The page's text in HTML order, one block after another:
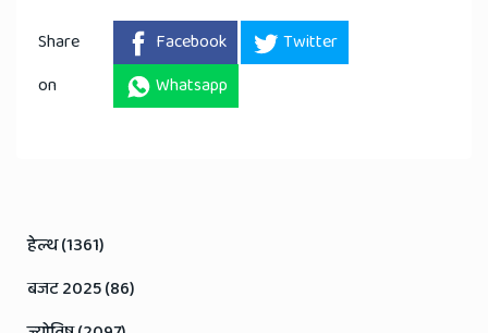
Share
on
Facebook
Twitter
Whatsapp
हेल्थ (1361)
बजट 2025 (86)